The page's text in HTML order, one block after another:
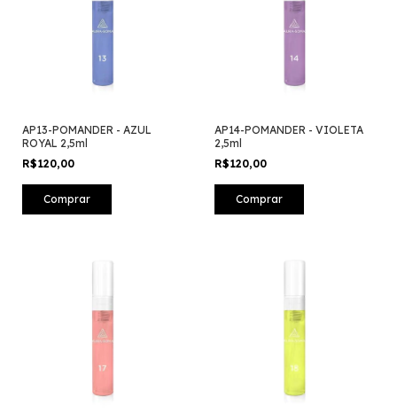
AP13-POMANDER - AZUL
ROYAL 2,5ml
R$120,00
AP14-POMANDER - VIOLETA
2,5ml
R$120,00